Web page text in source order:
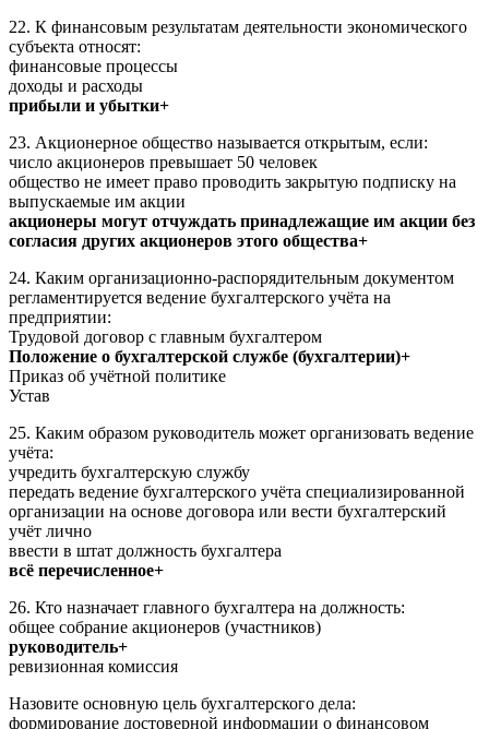
22. К финансовым результатам деятельности экономического
субъекта относят:
финансовые процессы
доходы и расходы
прибыли и убытки+
23. Акционерное общество называется открытым, если:
число акционеров превышает 50 человек
общество не имеет право проводить закрытую подписку на
выпускаемые им акции
акционеры могут отчуждать принадлежащие им акции без
согласия других акционеров этого общества+
24. Каким организационно-распорядительным документом
регламентируется ведение бухгалтерского учёта на
предприятии:
Трудовой договор с главным бухгалтером
Положение о бухгалтерской службе (бухгалтерии)+
Приказ об учётной политике
Устав
25. Каким образом руководитель может организовать ведение
учёта:
учредить бухгалтерскую службу
передать ведение бухгалтерского учёта специализированной
организации на основе договора или вести бухгалтерский
учёт лично
ввести в штат должность бухгалтера
всё перечисленное+
26. Кто назначает главного бухгалтера на должность:
общее собрание акционеров (участников)
руководитель+
ревизионная комиссия
Назовите основную цель бухгалтерского дела:
формирование достоверной информации о финансовом